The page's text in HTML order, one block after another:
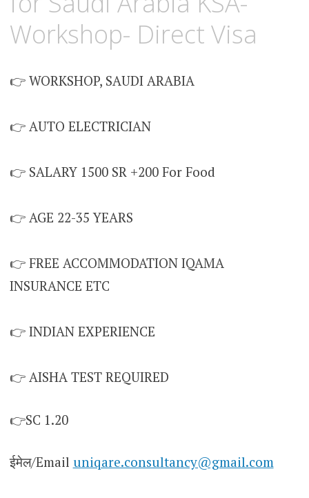
Workshop- Direct Visa
👉 WORKSHOP, SAUDI ARABIA
👉 AUTO ELECTRICIAN
👉 SALARY 1500 SR +200 For Food
👉 AGE 22-35 YEARS
👉 FREE ACCOMMODATION IQAMA
INSURANCE ETC
👉 INDIAN EXPERIENCE
👉 AISHA TEST REQUIRED
👉SC 1.20
ईमेल/Email uniqare.consultancy@gmail.com